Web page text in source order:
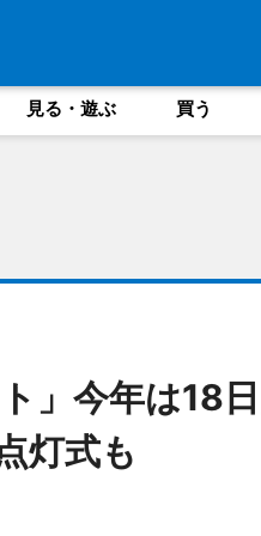
見る・遊ぶ 買う
」今年は18
灯式も